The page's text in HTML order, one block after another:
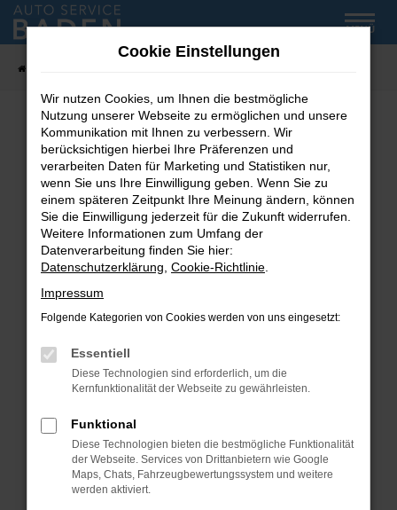
Zum
Hauptinhalt
MENÜ
Fehler: Network Error
Beim Laden ist ein Fehler aufgetreten.
Hier sind ein paar Tipps, die dir helfen können:
Überprüfe deine Firewall und deine
Internetverbindung.
Laden andere Webseiten, zum Beispiel deine
Suchmaschine?
Prüfe deine Browsererweiterungen.
können das Laden bestimmter Seiten
verhindern. Funktioniert die Seite in einem
Fenster?
Starte dein Gerät neu.
Das kann manchmal helfen, vorübergehende
Probleme zu beheben.
Cookie Einstellungen
Wir nutzen Cookies, um Ihnen die bestmögliche
Nutzung unserer Webseite zu ermöglichen und unsere
Kommunikation mit Ihnen zu verbessern. Wir
berücksichtigen hierbei Ihre Präferenzen und
verarbeiten Daten für Marketing und Statistiken nur,
wenn Sie uns Ihre Einwilligung geben. Wenn Sie zu
einem späteren Zeitpunkt Ihre Meinung ändern, können
Sie die Einwilligung jederzeit für die Zukunft widerrufen.
Weitere Informationen zum Umfang der
Datenverarbeitung finden Sie hier:
Datenschutzerklärung Cookie-Richtlinie
Impressum
Folgende Kategorien von Cookies werden von uns eingesetzt:
Essentiell
Diese Technologien sind erforderlich, um die
Kernfunktionalität der Webseite zu gewährleisten.
Funktional
Diese Technologien bieten die bestmögliche Funktionalität
der Webseite. Services von Drittanbietern wie Google
Maps, Chats, Fahrzeugbewertungssystem und weitere
werden aktiviert.